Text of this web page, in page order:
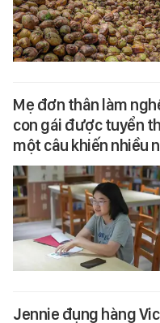
Mẹ đơn thân làm
con gái được tuyển
một câu khiến nhiều
Jennie đụng hàng